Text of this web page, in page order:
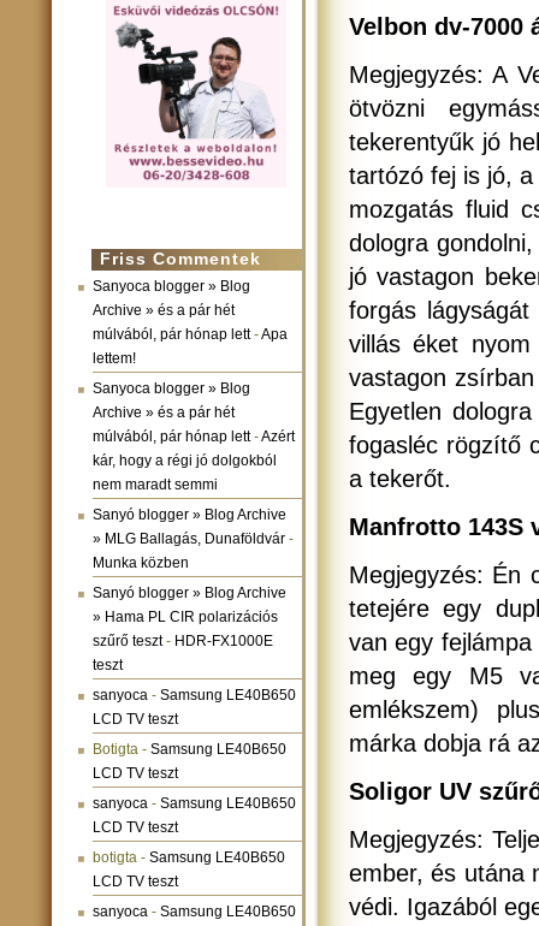
Friss Commentek
Sanyoca blogger » Blog
Archive » és a pár hét
múlvából, pár hónap lett-Apa
lettem!
Sanyoca blogger » Blog
Archive » és a pár hét
múlvából, pár hónap lett-Azért
kár, hogy a régi jó dolgokból
nem maradt semmi
Sanyó blogger » Blog Archive
» MLG Ballagás, Dunaföldvár -
Munka közben
Sanyó blogger » Blog Archive
» Hama PL CIR polarizációs
szűrő teszt- HDR-FX1000E
teszt
sanyoca - Samsung LE40B650
LCD TV teszt
Botigta - Samsung LE40B650
LCD TV teszt
sanyoca - Samsung LE40B650
LCD TV teszt
botigta - Samsung LE40B650
LCD TV teszt
sanyoca - Samsung LE40B650
Velbon dv-7000
Megjegyzés: A
ötvözni
tekerentyűk jó
tartózó fej is jó,
mozgatás fluid
dologra
jó vastagon
forgás
villás éket
vastagon
Egyetlen
fogasléc rögzítő
a tekerőt.
Manfrotto 143S
Megjegyzés: Én
tetejére egy
van egy
meg egy M5
emlékszem)
márka dobja rá
Soligor UV
Megjegyzés:
ember, és utána
védi. Igazából